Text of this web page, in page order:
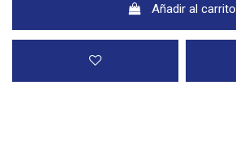
Añadir al carrito